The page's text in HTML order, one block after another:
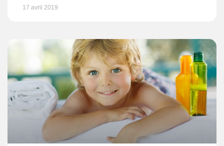
17 avril 2019